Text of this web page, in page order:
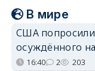
В мире
США
осуждённого
16:40 2 203